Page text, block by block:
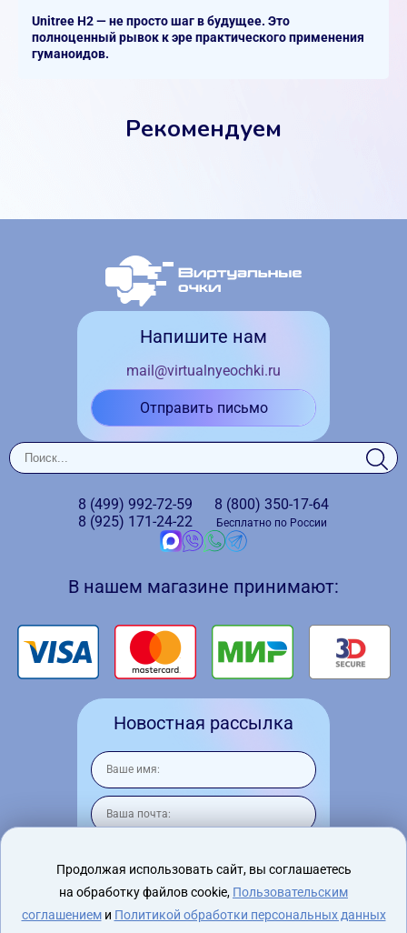
Unitree H2 — не просто шаг в будущее. Это
полноценный рывок к эре практического применения
гуманоидов.
Рекомендуем
Напишите нам
mail@virtualnyeochki.ru
Отправить письмо
8 (499) 992-72-59
8 (925) 171-24-22
8 (800) 350-17-64
Бесплатно по России
В нашем магазине принимают:
Новостная рассылка
Я согласен на обработку персональных
данных
Продолжая использовать сайт, вы соглашаетесь
на обработку файлов cookie, Пользовательским
соглашениеми Политикой обработки персональных данных